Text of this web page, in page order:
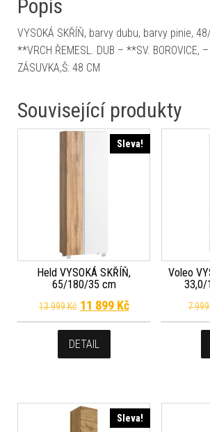
Popis
VYSOKÁ SKŘÍŇ, barvy dubu, barvy pinie,
**VRCH ŘEMESL. DUB – **SV. BOROVICE,
ZÁSUVKA,Š: 48 CM
Související produkty
Sleva!
Held VYSOKÁ SKŘÍŇ,
65/180/35 cm
13 999Kč Původní cena byla: 13
11 899 KčAktuální cena
DETAIL
Voleo
33,0/
7
Sleva!